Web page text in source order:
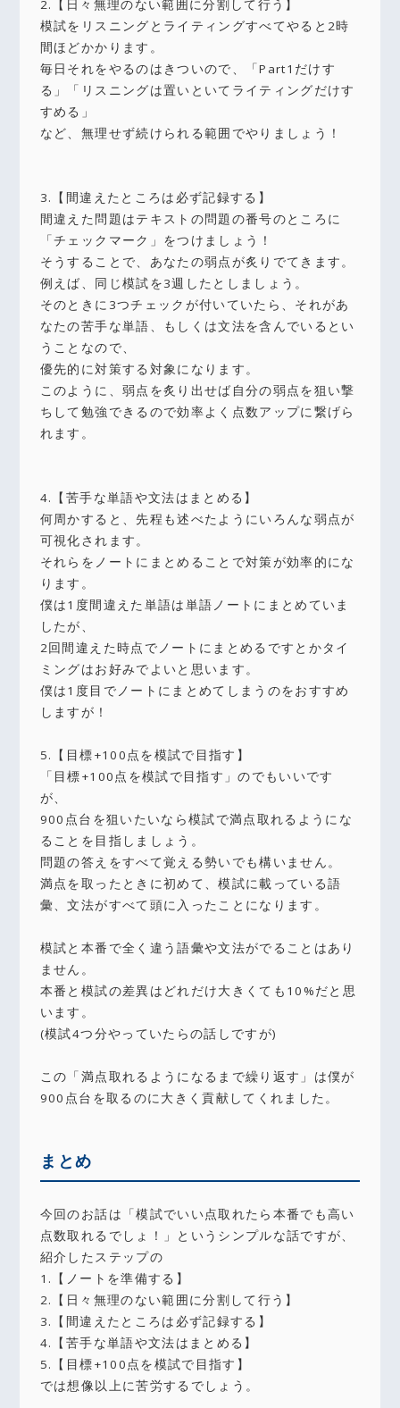
2.【日々無理のない範囲に分割して行う】
模試をリスニングとライティングすべてやると2時
間ほどかかります。
毎日それをやるのはきついので、「Part1だけす
る」「リスニングは置いといてライティングだけす
すめる」
など、無理せず続けられる範囲でやりましょう！
3.【間違えたところは必ず記録する】
間違えた問題はテキストの問題の番号のところに
「チェックマーク」をつけましょう！
そうすることで、あなたの弱点が炙りでてきます。
例えば、同じ模試を3週したとしましょう。
そのときに3つチェックが付いていたら、それがあ
なたの苦手な単語、もしくは文法を含んでいるとい
うことなので、
優先的に対策する対象になります。
このように、弱点を炙り出せば自分の弱点を狙い撃
ちして勉強できるので効率よく点数アップに繋げら
れます。
4.【苦手な単語や文法はまとめる】
何周かすると、先程も述べたようにいろんな弱点が
可視化されます。
それらをノートにまとめることで対策が効率的にな
ります。
僕は1度間違えた単語は単語ノートにまとめていま
したが、
2回間違えた時点でノートにまとめるですとかタイ
ミングはお好みでよいと思います。
僕は1度目でノートにまとめてしまうのをおすすめ
しますが！
5.【目標+100点を模試で目指す】
「目標+100点を模試で目指す」のでもいいです
が、
900点台を狙いたいなら模試で満点取れるようにな
ることを目指しましょう。
問題の答えをすべて覚える勢いでも構いません。
満点を取ったときに初めて、模試に載っている語
彙、文法がすべて頭に入ったことになります。
模試と本番で全く違う語彙や文法がでることはあり
ません。
本番と模試の差異はどれだけ大きくても10%だと思
います。
(模試4つ分やっていたらの話しですが)
この「満点取れるようになるまで繰り返す」は僕が
900点台を取るのに大きく貢献してくれました。
まとめ
今回のお話は「模試でいい点取れたら本番でも高い
点数取れるでしょ！」というシンプルな話ですが、
紹介したステップの
1.【ノートを準備する】
2.【日々無理のない範囲に分割して行う】
3.【間違えたところは必ず記録する】
4.【苦手な単語や文法はまとめる】
5.【目標+100点を模試で目指す】
では想像以上に苦労するでしょう。